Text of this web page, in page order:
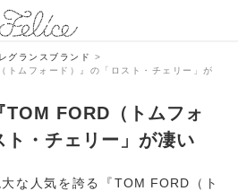
グランスブランド
>
ムフォード）』の「ロスト・チェリー」が
FORD（トムフォ
ト・チェリー」が凄い
な人気を誇る『TOM FORD（ト